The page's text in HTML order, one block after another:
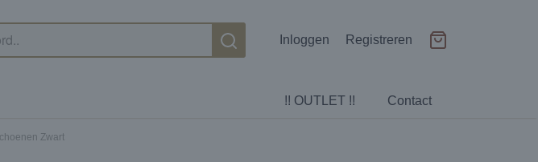
Inloggen Registreren
Contact
!! OUTLET !!
Zwart